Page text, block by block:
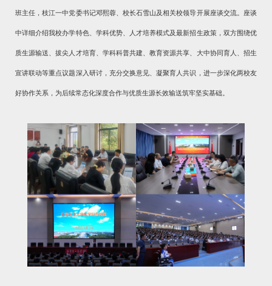
班主任，枝江一中党委书记邓熙蓉、校长石雪山及相关校领导开展座谈交流。座谈
中详细介绍我校办学特色、学科优势、人才培养模式及最新招生政策，双方围绕优
质生源输送、拔尖人才培育、学科科普共建、教育资源共享、大中协同育人、招生
宣讲联动等重点议题深入研讨，充分交换意见、凝聚育人共识，进一步深化两校友
好协作关系，为后续常态化深度合作与优质生源长效输送筑牢坚实基础。